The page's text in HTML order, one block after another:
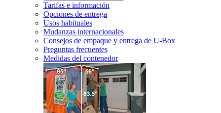
Tarifas e información
Opciones de entrega
Usos habituales
Mudanzas internacionales
Consejos de empaque y entrega de U-Box
Preguntas frecuentes
Medidas del contenedor